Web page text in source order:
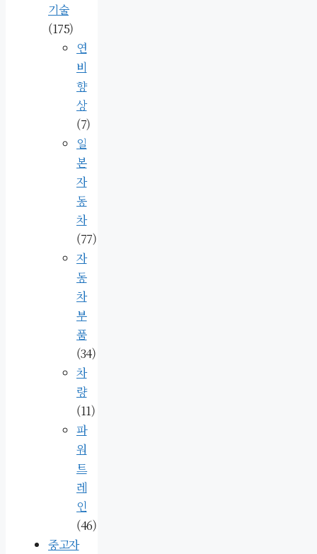
기술
(175)
연
비
향
상
(7)
일
본
자
동
차
(77)
자
동
차
부
품
(34)
차
량
(11)
파
워
트
레
인
(46)
중고자